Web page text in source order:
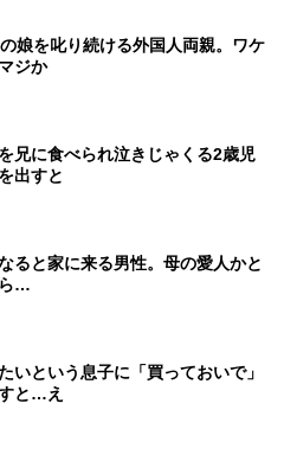
娘を叱り続ける外国人両親。ワケ
ジか
兄に食べられ泣きじゃくる2歳児
出すと
ると家に来る男性。母の愛人かと
…
いという息子に「買っておいで」
と…え